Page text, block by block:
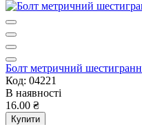
Болт метричний
Код: 04221
В наявності
16.00 ₴
Купити